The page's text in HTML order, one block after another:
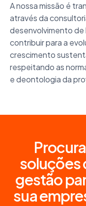
A nossa missão é
através da
desenvolvimento de
contribuir para a
crescimento
respeitando as
e deontologia da
Procura
soluções
gestãopa
suaempre